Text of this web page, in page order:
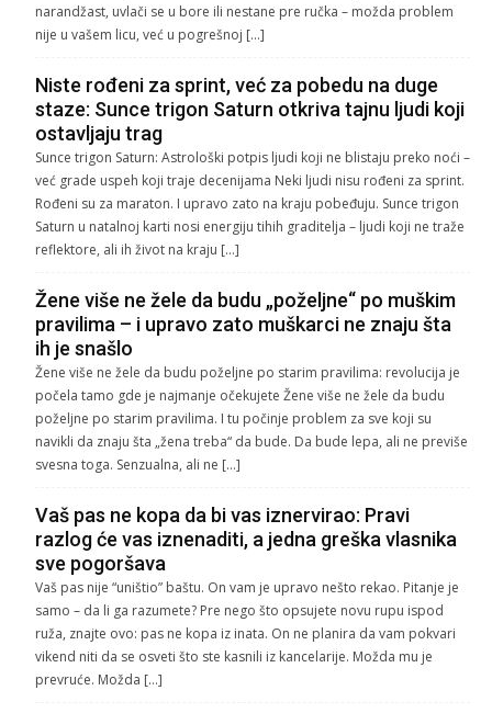
narandžast, uvlači se u bore ili nestane pre ručka – možda problem
nije u vašem licu, već u pogrešnoj […]
Niste rođeni za sprint, već za pobedu na duge
staze: Sunce trigon Saturn otkriva tajnu ljudi koji
ostavljaju trag
Sunce trigon Saturn: Astrološki potpis ljudi koji ne blistaju preko noći –
već grade uspeh koji traje decenijama Neki ljudi nisu rođeni za sprint.
Rođeni su za maraton. I upravo zato na kraju pobeđuju. Sunce trigon
Saturn u natalnoj karti nosi energiju tihih graditelja – ljudi koji ne traže
reflektore, ali ih život na kraju […]
Žene više ne žele da budu „poželjne“ po muškim
pravilima – i upravo zato muškarci ne znaju šta
ih je snašlo
Žene više ne žele da budu poželjne po starim pravilima: revolucija je
počela tamo gde je najmanje očekujete Žene više ne žele da budu
poželjne po starim pravilima. I tu počinje problem za sve koji su
navikli da znaju šta „žena treba“ da bude. Da bude lepa, ali ne previše
svesna toga. Senzualna, ali ne […]
Vaš pas ne kopa da bi vas iznervirao: Pravi
razlog će vas iznenaditi, a jedna greška vlasnika
sve pogoršava
Vaš pas nije “uništio” baštu. On vam je upravo nešto rekao. Pitanje je
samo – da li ga razumete? Pre nego što opsujete novu rupu ispod
ruža, znajte ovo: pas ne kopa iz inata. On ne planira da vam pokvari
vikend niti da se osveti što ste kasnili iz kancelarije. Možda mu je
prevruće. Možda […]